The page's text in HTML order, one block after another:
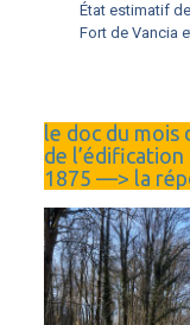
État estimatif
Fort de Vancia
le doc du mois
de
1875 —> la